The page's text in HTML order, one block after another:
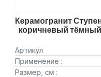
Керамогранит
коричневый
Артикул
Применение :
Размер, см :